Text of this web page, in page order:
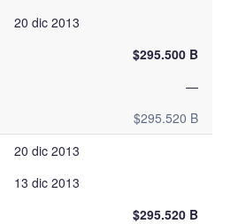
20 dic 2013
$295.500 B
—
$295.520 B
20 dic 2013
13 dic 2013
$295.520 B